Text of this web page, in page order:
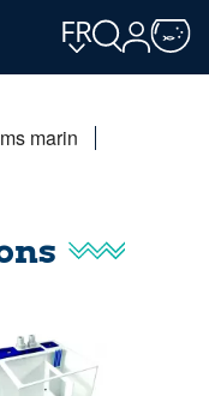
FR
marin